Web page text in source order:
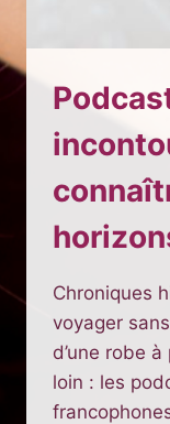
Chroniques
voyager
d’une robe
loin : les